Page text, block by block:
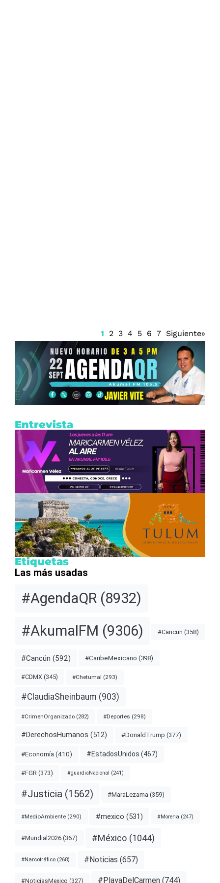
1 2 3 4 5 6 7 Siguiente»
Entrevista
Etiquetas
Las más usadas
#AgendaQR (8932)
#AkumalFM (9306) #Cancun (358)
#Cancún (592) #CaribeMexicano (398)
#CDMX (345) #Chetumal (293)
#ClaudiaSheinbaum (903)
#CrimenOrganizado (282) #Deportes (298)
#DerechosHumanos (512) #DonaldTrump (377)
#Economía (410) #EstadosUnidos (467)
#FGR (373) #guardiaNacional (241)
#Justicia (1562) #MaraLezama (359)
#MedioAmbiente (290) #mexico (531) #Morena (247)
#Mundial2026 (367) #México (1044)
#Narcotráfico (268) #Noticias (657)
#NoticiasMexico (327) #PlayaDelCarmen (744)